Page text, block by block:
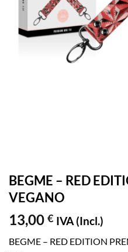
BEGME – RED
VEGANO
13,00 € IVA (Incl.)
BEGME – RED EDITION